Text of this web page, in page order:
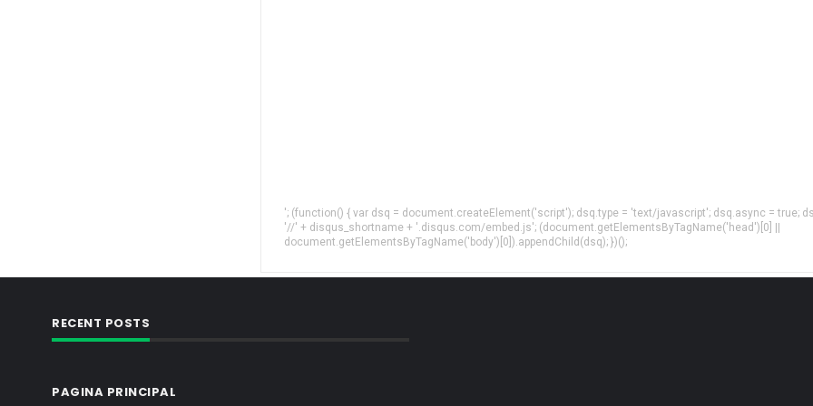
'; (function() { var dsq = document.createElement('script'); dsq.type = 'text/javascript'; dsq.async = true;
'//' + disqus_shortname + '.disqus.com/embed.js'; (document.getElementsByTagName('head')[0] ||
document.getElementsByTagName('body')[0]).appendChild(dsq); })();
RECENT POSTS
PAGINA PRINCIPAL